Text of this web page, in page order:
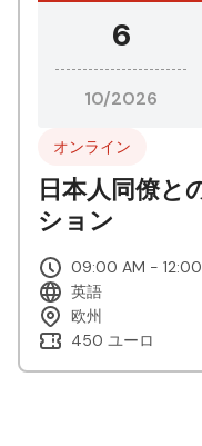
6
10/2026
オンライン
日本人同僚と
ション
09:00 AM - 12:00
英語
欧州
450 ユーロ